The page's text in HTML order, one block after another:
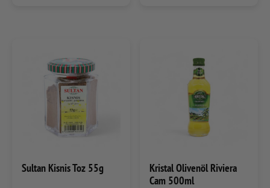
Sultan Kisnis Toz 55g
Kristal Olivenöl Riviera
Cam 500ml